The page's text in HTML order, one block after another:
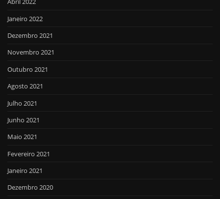
Janeiro 2022
Dezembro 2021
Novembro 2021
Outubro 2021
Agosto 2021
Julho 2021
Junho 2021
Maio 2021
Fevereiro 2021
Janeiro 2021
Dezembro 2020